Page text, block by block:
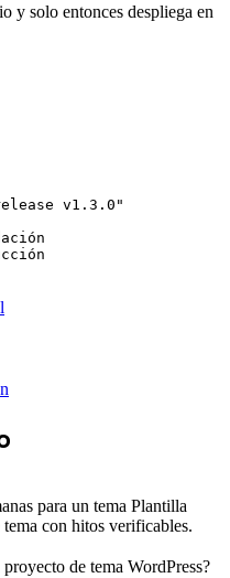
y solo entonces despliega en
v1.3.0"
para un tema Plantilla
con hitos verificables.
de tema WordPress?